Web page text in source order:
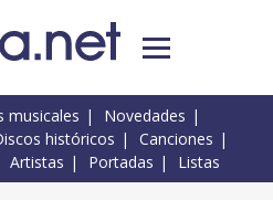
musicales
Novedades
históricos
Canciones
Artistas Portadas Listas